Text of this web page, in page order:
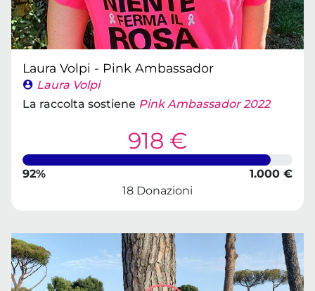
Laura Volpi - Pink Ambassador
Laura Volpi
La raccolta sostiene Pink Ambassador 2022
918 €
92%
1.000 €
18 Donazioni